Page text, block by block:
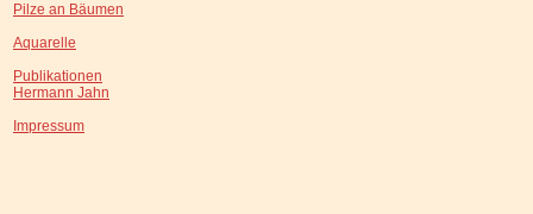
Pilze an Bäumen
Aquarelle
Publikationen
Hermann Jahn
Impressum